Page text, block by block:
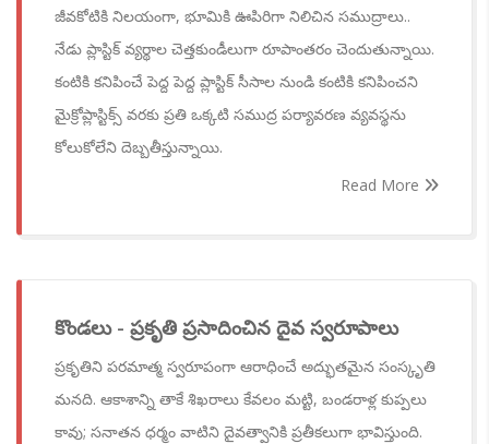
జీవకోటికి నిలయంగా, భూమికి ఊపిరిగా నిలిచిన సముద్రాలు..
నేడు ప్లాస్టిక్ వ్యర్థాల చెత్తకుండీలుగా రూపాంతరం చెందుతున్నాయి.
కంటికి కనిపించే పెద్ద పెద్ద ప్లాస్టిక్ సీసాల నుండి కంటికి కనిపించని
మైక్రోప్లాస్టిక్స్ వరకు ప్రతి ఒక్కటి సముద్ర పర్యావరణ వ్యవస్థను
కోలుకోలేని దెబ్బతీస్తున్నాయి.
Read More
కొండలు - ప్రకృతి ప్రసాదించిన దైవ స్వరూపాలు
ప్రకృతిని పరమాత్మ స్వరూపంగా ఆరాధించే అద్భుతమైన సంస్కృతి
మనది. ఆకాశాన్ని తాకే శిఖరాలు కేవలం మట్టి, బండరాళ్ల కుప్పలు
కావు; సనాతన ధర్మం వాటిని దైవత్వానికి ప్రతీకలుగా భావిస్తుంది.